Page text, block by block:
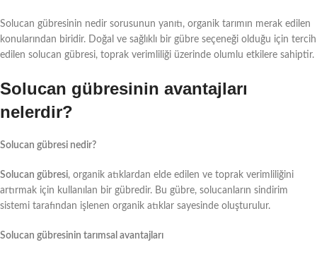
Solucan gübresinin nedir sorusunun yanıtı, organik tarımın merak edilen
konularından biridir. Doğal ve sağlıklı bir gübre seçeneği olduğu için tercih
edilen solucan gübresi, toprak verimliliği üzerinde olumlu etkilere sahiptir.
Solucan gübresinin avantajları
nelerdir?
Solucan gübresi nedir?
Solucan gübresi, organik atıklardan elde edilen ve toprak verimliliğini
artırmak için kullanılan bir gübredir. Bu gübre, solucanların sindirim
sistemi tarafından işlenen organik atıklar sayesinde oluşturulur.
Solucan gübresinin tarımsal avantajları